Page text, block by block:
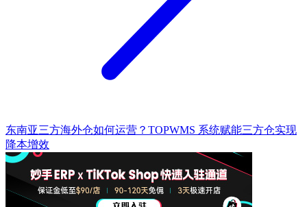
东南亚三方海外仓如何运营？TOPWMS 系统赋能三方仓实现
降本增效